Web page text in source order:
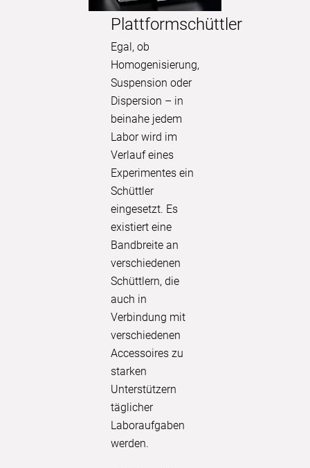
Plattformschüttler
Egal, ob
Homogenisierung,
Suspension oder
Dispersion – in
beinahe jedem
Labor wird im
Verlauf eines
Experimentes ein
Schüttler
eingesetzt. Es
existiert eine
Bandbreite an
verschiedenen
Schüttlern, die
auch in
Verbindung mit
verschiedenen
Accessoires zu
starken
Unterstützern
täglicher
Laboraufgaben
werden.